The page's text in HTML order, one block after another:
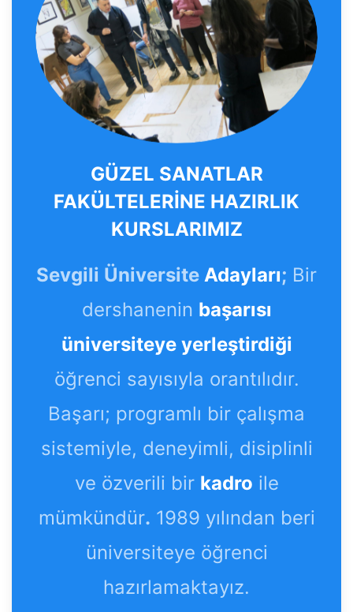
GÜZEL SANATLAR
FAKÜLTELERİNE HAZIRLIK
KURSLARIMIZ
Sevgili Üniversite Adayları; Bir
dershanenin başarısı
üniversiteye yerleştirdiği
öğrenci sayısıyla orantılıdır.
Başarı; programlı bir çalışma
sistemiyle, deneyimli, disiplinli
ve özverili bir kadro ile
mümkündür. 1989 yılından beri
üniversiteye öğrenci
hazırlamaktayız.